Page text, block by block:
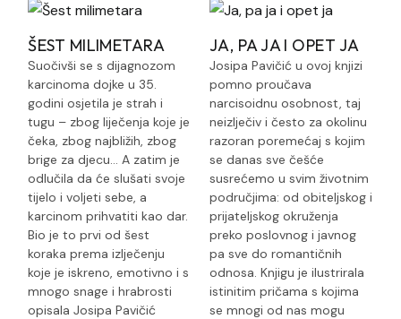
ŠEST MILIMETARA
Suočivši se s dijagnozom
karcinoma dojke u 35.
godini osjetila je strah i
tugu – zbog liječenja koje je
čeka, zbog najbližih, zbog
brige za djecu… A zatim je
odlučila da će slušati svoje
tijelo i voljeti sebe, a
karcinom prihvatiti kao dar.
Bio je to prvi od šest
koraka prema izlječenju
koje je iskreno, emotivno i s
mnogo snage i hrabrosti
opisala Josipa Pavičić
JA, PA JA I OPET JA
Josipa Pavičić u ovoj knjizi
pomno proučava
narcisoidnu osobnost, taj
neizlječiv i često za okolinu
razoran poremećaj s kojim
se danas sve češće
susrećemo u svim životnim
područjima: od obiteljskog i
prijateljskog okruženja
preko poslovnog i javnog
pa sve do romantičnih
odnosa. Knjigu je ilustrirala
istinitim pričama s kojima
se mnogi od nas mogu